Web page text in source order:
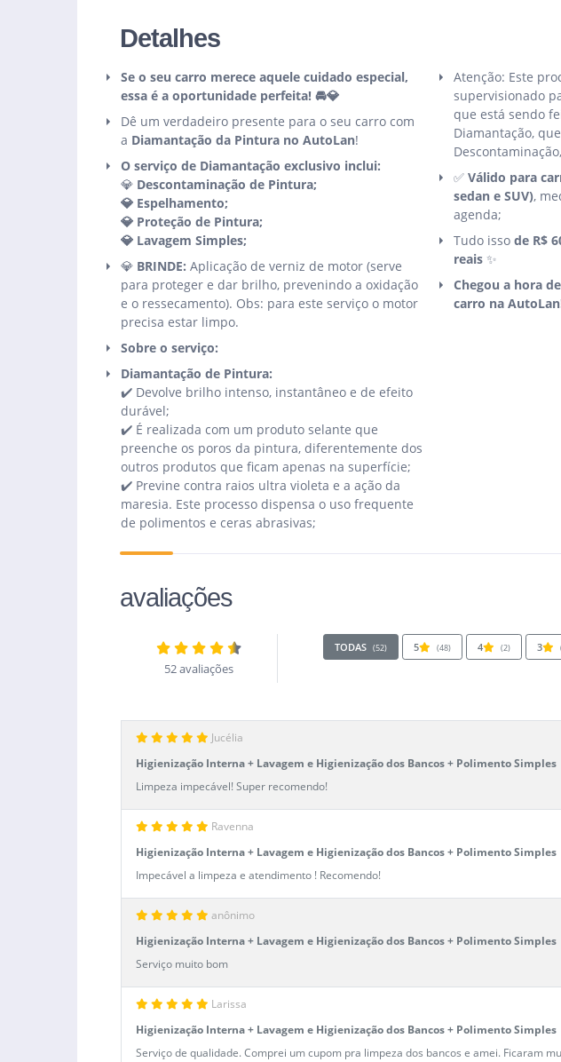
Detalhes
Se o seu carro merece aquele cuidado especial,
essa é a oportunidade perfeita! 🚘💎
Dê um verdadeiro presente para o seu carro com
a Diamantação da Pintura no AutoLan!
O serviço de Diamantação exclusivo inclui:
💎 Descontaminação de Pintura;
💎 Espelhamento;
💎 Proteção de Pintura;
💎 Lavagem Simples;
💎 BRINDE: Aplicação de verniz de motor (serve
para proteger e dar brilho, prevenindo a oxidação
e o ressecamento). Obs: para este serviço o motor
precisa estar limpo.
Sobre o serviço:
Diamantação de Pintura:
✔️ Devolve brilho intenso, instantâneo e de efeito
durável;
✔️ É realizada com um produto selante que
preenche os poros da pintura, diferentemente dos
outros produtos que ficam apenas na superfície;
✔️ Previne contra raios ultra violeta e a ação da
maresia. Este processo dispensa o uso frequente
de polimentos e ceras abrasivas;
Atenção: Este
supervisionado
que está sendo
Diamantação,
✅ Válido para
sedan e SUV),
agenda;
Tudo isso de R$
reais✨
Chegou a hora
carro na
avaliações
52 avaliações
TODAS (52) 5 (48) 4 (2) 3
Jucélia
Higienização Interna + Lavagem e Higienização dos Bancos + Polimento Simples
Limpeza impecável! Super recomendo!
Ravenna
Higienização Interna + Lavagem e Higienização dos Bancos + Polimento Simples
Impecável a limpeza e atendimento ! Recomendo!
anônimo
Higienização Interna + Lavagem e Higienização dos Bancos + Polimento Simples
Serviço muito bom
Larissa
Higienização Interna + Lavagem e Higienização dos Bancos + Polimento Simples
Serviço de qualidade. Comprei um cupom pra limpeza dos bancos e amei. Ficaram